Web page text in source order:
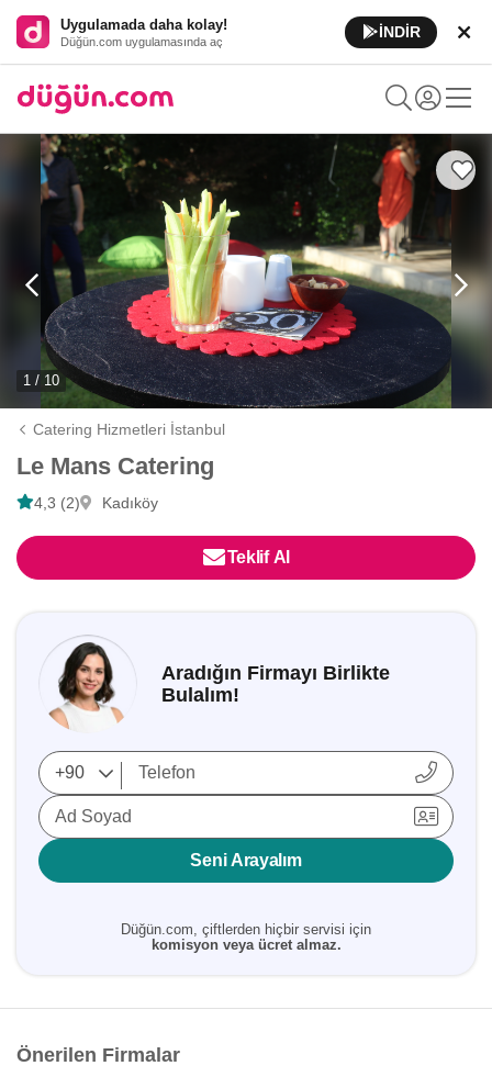
Uygulamada daha kolay!
Düğün.com uygulamasında aç
İNDİR
1 / 10
Catering Hizmetleri İstanbul
Le Mans Catering
4,3 (2) Kadıköy
Teklif Al
Aradığın Firmayı Birlikte
Bulalım!
Ad Soyad
Seni Arayalım
Düğün.com, çiftlerden hiçbir servisi için
komisyon veya ücret almaz.
Önerilen Firmalar